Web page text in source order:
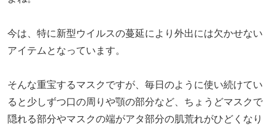
今は、特に新型ウイルスの蔓延により外出には欠かせない
アイテムとなっています。
そんな重宝するマスクですが、毎日のように使い続けてい
ると少しずつ口の周りや顎の部分など、ちょうどマスクで
隠れる部分やマスクの端がアタ部分の肌荒れがひどくなり